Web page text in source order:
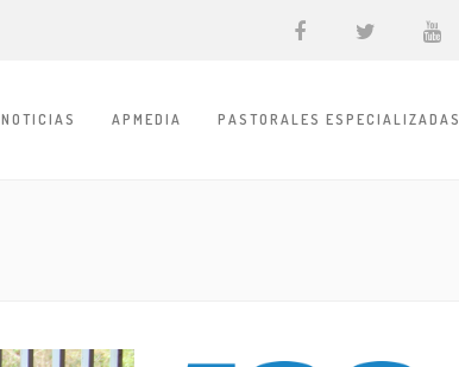
NOTICIAS APMEDIA PASTORALES ESPECIALIZADAS